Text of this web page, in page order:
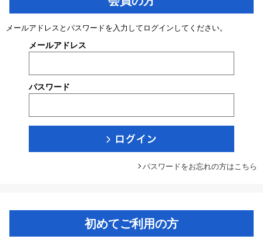
メールアドレスとパスワードを入力してログインしてください。
メールアドレス
パスワード
パスワードをお忘れの方はこちら
初めてご利用の方